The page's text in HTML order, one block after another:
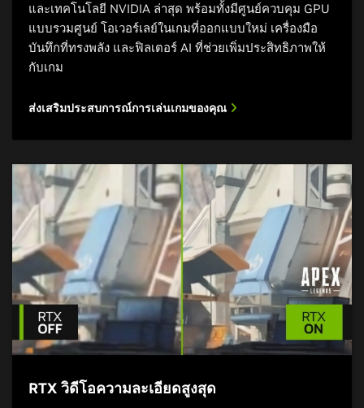
และเทคโนโลยี NVIDIA ล่าสุด พร้อมทั้งมีศูนย์ควบคุม GPU
แบบรวมศูนย์ โอเวอร์เลย์ในเกมที่ออกแบบใหม่ เครื่องมือ
บันทึกที่ทรงพลัง และฟิลเตอร์ AI ที่ช่วยเพิ่มประสิทธิภาพให้
กับเกม
ส่งเสริมประสบการณ์การเล่นเกมของคุณ
RTX วิดีโอความละเอียดสูงสุด